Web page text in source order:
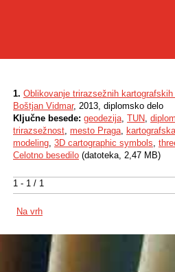
1 - 1 / 1
1. Oblikovanje trirazsežnih
Boštjan Vidmar, 2013, diplomsko delo
Ključne besede: geodezija, TUN,
trirazsežnost, mesto Praga,
modeling, 3D cartographic symbols,
Celotno besedilo (datoteka, 2,47 MB)
Na vrh